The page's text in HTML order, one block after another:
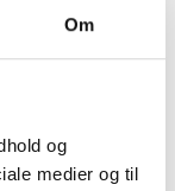
Om
og
medier og til
i Kbh)